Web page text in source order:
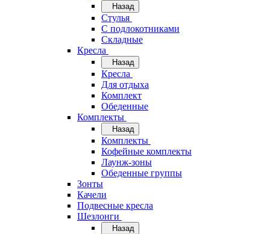
Назад
Стулья
С подлокотниками
Складные
Кресла
Назад
Кресла
Для отдыха
Комплект
Обеденные
Комплекты
Назад
Комплекты
Кофейные комплекты
Лаунж-зоны
Обеденные группы
Зонты
Качели
Подвесные кресла
Шезлонги
Назад